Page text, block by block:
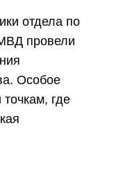
отдела по
провели
Особое
где